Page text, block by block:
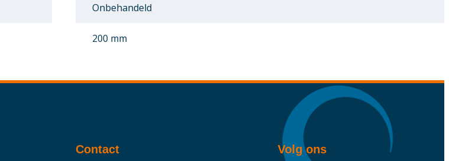
Onbehandeld
200 mm
Contact Volg ons